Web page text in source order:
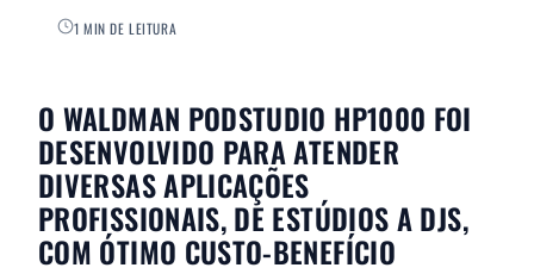
1 MIN DE LEITURA
O WALDMAN PODSTUDIO HP1000 FOI
DESENVOLVIDO PARA ATENDER
DIVERSAS APLICAÇÕES
PROFISSIONAIS, DE ESTÚDIOS A DJS,
COM ÓTIMO CUSTO-BENEFÍCIO